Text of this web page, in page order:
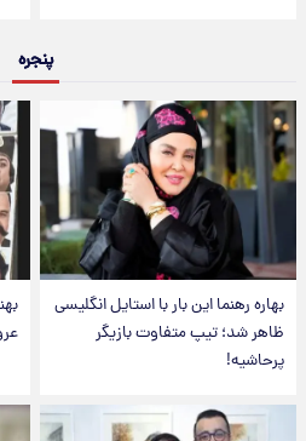
پنجره
بهاره رهنما این بار با استایل انگلیسی
ظاهر شد؛ تیپ متفاوت بازیگر
پرحاشیه!